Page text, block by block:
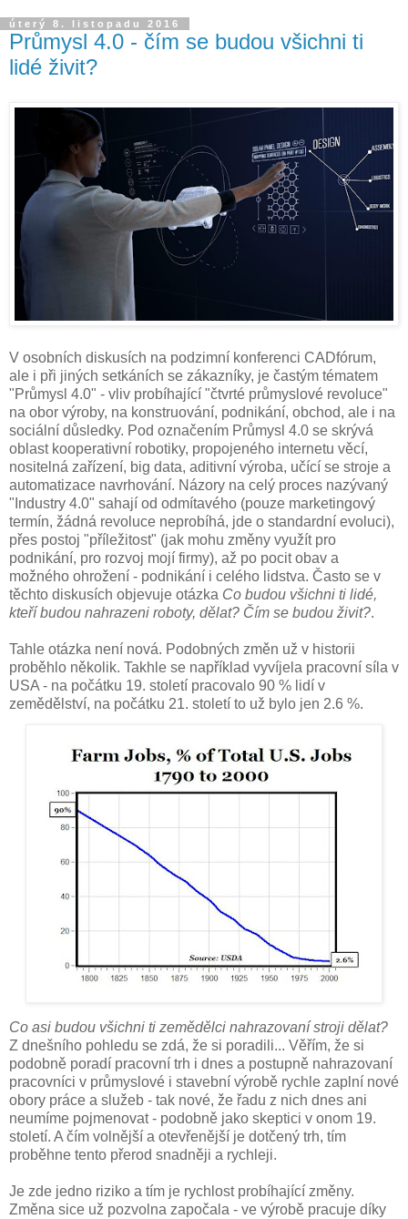
úterý 8. listopadu 2016
Průmysl 4.0 - čím se budou všichni ti
lidé živit?
V osobních diskusích na podzimní konferenci CADfórum,
ale i při jiných setkáních se zákazníky, je častým tématem
"Průmysl 4.0" - vliv probíhající "čtvrté průmyslové revoluce"
na obor výroby, na konstruování, podnikání, obchod, ale i na
sociální důsledky. Pod označením Průmysl 4.0 se skrývá
oblast kooperativní robotiky, propojeného internetu věcí,
nositelná zařízení, big data, aditivní výroba, učící se stroje a
automatizace navrhování. Názory na celý proces nazývaný
"Industry 4.0" sahají od odmítavého (pouze marketingový
termín, žádná revoluce neprobíhá, jde o standardní evoluci),
přes postoj "příležitost" (jak mohu změny využít pro
podnikání, pro rozvoj mojí firmy), až po pocit obav a
možného ohrožení - podnikání i celého lidstva. Často se v
těchto diskusích objevuje otázka Co budou všichni ti lidé,
kteří budou nahrazeni roboty, dělat? Čím se budou živit?.
Tahle otázka není nová. Podobných změn už v historii
proběhlo několik. Takhle se například vyvíjela pracovní síla v
USA - na počátku 19. století pracovalo 90 % lidí v
zemědělství, na počátku 21. století to už bylo jen 2.6 %.
Co asi budou všichni ti zemědělci nahrazovaní stroji dělat?
Z dnešního pohledu se zdá, že si poradili... Věřím, že si
podobně poradí pracovní trh i dnes a postupně nahrazovaní
pracovníci v průmyslové i stavební výrobě rychle zaplní nové
obory práce a služeb - tak nové, že řadu z nich dnes ani
neumíme pojmenovat - podobně jako skeptici v onom 19.
století. A čím volnější a otevřenější je dotčený trh, tím
proběhne tento přerod snadněji a rychleji.
Je zde jedno riziko a tím je rychlost probíhající změny.
Změna sice už pozvolna započala - ve výrobě pracuje díky